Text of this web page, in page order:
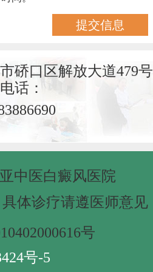
硚口区解放大道479号
话：
亚中医白癜风医院
体诊疗请遵医师意见
号
号-5